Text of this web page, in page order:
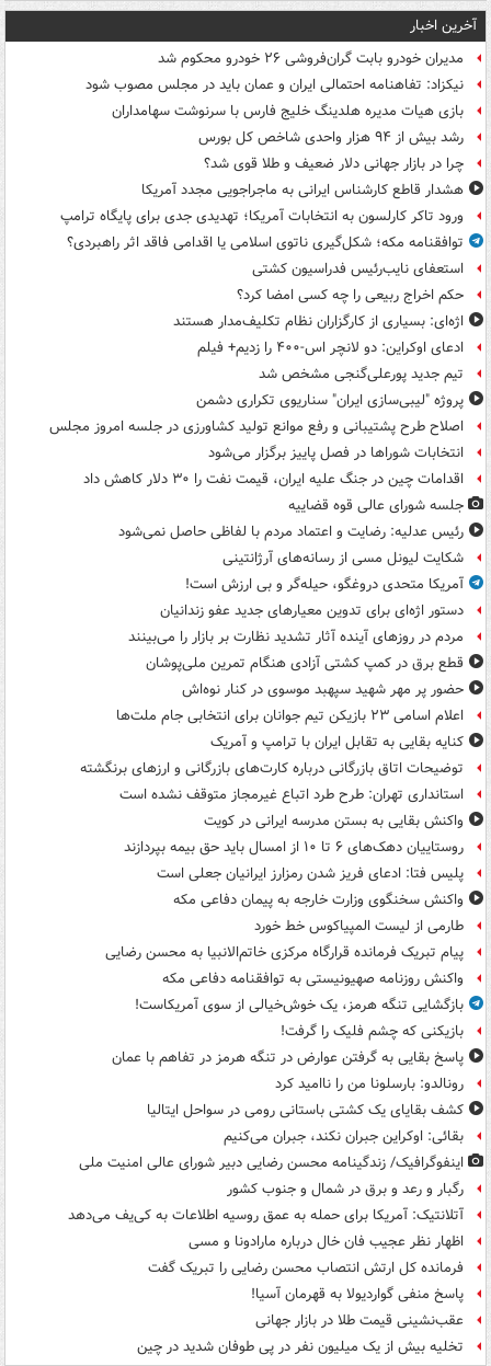
آخرین اخبار
مدیران خودرو بابت گران‌فروشی ۲۶ خودرو محکوم شد
نیکزاد: تفاهنامه احتمالی ایران و عمان باید در مجلس مصوب شود
بازی هیات مدیره هلدینگ خلیج فارس با سرنوشت سهامداران
رشد بیش از ۹۴ هزار واحدی شاخص کل بورس
چرا در بازار جهانی دلار ضعیف و طلا قوی شد؟
هشدار قاطع کارشناس ایرانی به ماجراجویی مجدد آمریکا
ورود تاکر کارلسون به انتخابات آمریکا؛ تهدیدی جدی برای پایگاه ترامپ
توافقنامه مکه؛ شکل‌گیری ناتوی اسلامی یا اقدامی فاقد اثر راهبردی؟
استعفای نایب‌رئیس فدراسیون کشتی
حکم اخراج ربیعی را چه کسی امضا کرد؟
اژه‌ای: بسیاری از کارگزاران نظام تکلیف‌مدار هستند
ادعای اوکراین: دو لانچر اس-۴۰۰ را زدیم+ فیلم
تیم جدید پورعلی‌گنجی مشخص شد
پروژه "لیبی‌سازی ایران" سناریوی تکراری دشمن
اصلاح طرح پشتیبانی و رفع موانع تولید کشاورزی در جلسه امروز مجلس
انتخابات شوراها در فصل پاییز برگزار می‌شود
اقدامات چین در جنگ علیه ایران، قیمت نفت را ۳۰ دلار کاهش داد
جلسه شورای عالی قوه قضاییه
رئیس عدلیه: رضایت و اعتماد مردم با لفاظی حاصل نمی‌شود
شکایت لیونل مسی از رسانه‌های آرژانتینی
آمریکا متحدی دروغگو، حیله‌گر و بی ارزش است!
دستور اژه‌ای برای تدوین معیارهای جدید عفو زندانیان
مردم در روزهای آینده آثار تشدید نظارت بر بازار را می‌بینند
قطع برق در کمپ کشتی آزادی هنگام تمرین ملی‌پوشان
حضور پر مهر شهید سپهبد موسوی در کنار نوه‌اش
اعلام اسامی ۲۳ بازیکن تیم جوانان برای انتخابی جام ملت‌ها
کنایه بقایی به تقابل ایران با ترامپ و آمریک
توضیحات اتاق بازرگانی درباره کارت‌های بازرگانی و ارزهای برنگشته
استانداری تهران: طرح طرد اتباع غیرمجاز متوقف نشده است
واکنش بقایی به بستن مدرسه ایرانی در کویت
روستاییان دهک‌های ۶ تا ۱۰ از امسال باید حق بیمه بپردازند
پلیس فتا: ادعای فریز شدن رمزارز ایرانیان جعلی است
واکنش سخنگوی وزارت خارجه به پیمان دفاعی مکه
طارمی از لیست المپیاکوس خط خورد
پیام تبریک فرمانده قرارگاه مرکزی خاتم‌الانبیا به محسن رضایی
واکنش روزنامه صهیونیستی به توافقنامه دفاعی مکه
بازگشایی تنگه هرمز، یک خوش‌خیالی از سوی آمریکاست!
بازیکنی که چشم فلیک را گرفت!
پاسخ بقایی به گرفتن عوارض در تنگه هرمز در تفاهم با عمان
رونالدو: بارسلونا من را ناامید کرد
کشف بقایای یک کشتی باستانی رومی در سواحل ایتالیا
بقائی: اوکراین جبران نکند، جبران می‌کنیم
اینفوگرافیک/ زندگینامه محسن رضایی دبیر شورای عالی امنیت‌ ملی
رگبار و رعد و برق در شمال و جنوب کشور
آتلانتیک: آمریکا برای حمله به عمق روسیه اطلاعات به کی‌یف می‌دهد
اظهار نظر عجیب فان خال درباره مارادونا و مسی
فرمانده کل ارتش انتصاب محسن رضایی را تبریک گفت
پاسخ منفی گواردیولا به قهرمان آسیا!
عقب‌نشینی قیمت طلا در بازار جهانی
تخلیه بیش از یک میلیون نفر در پی طوفان شدید در چین